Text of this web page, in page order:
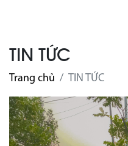
TIN TỨC
Trang chủ TIN TỨC